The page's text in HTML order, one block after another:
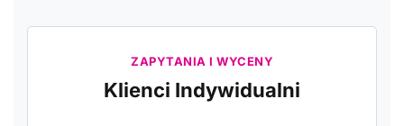
ZAPYTANIA I WYCENY
Klienci Indywidualni